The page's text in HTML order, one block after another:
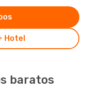
Hotel
baratos